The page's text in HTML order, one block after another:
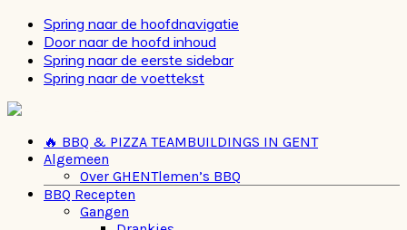
Spring naar de hoofdnavigatie
Door naar de hoofd inhoud
Spring naar de eerste sidebar
Spring naar de voettekst
🔥 BBQ & PIZZA TEAMBUILDINGS IN GENT
Algemeen
Over GHENTlemen’s BBQ
BBQ Recepten
Gangen